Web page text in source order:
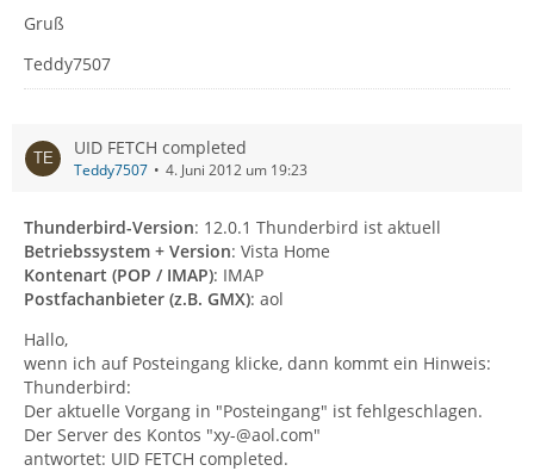
Gruß
Teddy7507
UID FETCH completed
Teddy7507 4. Juni 2012 um 19:23
Thunderbird-Version: 12.0.1 Thunderbird ist aktuell
Betriebssystem + Version: Vista Home
Kontenart (POP / IMAP): IMAP
Postfachanbieter (z.B. GMX): aol
Hallo,
wenn ich auf Posteingang klicke, dann kommt ein Hinweis:
Thunderbird:
Der aktuelle Vorgang in "Posteingang" ist fehlgeschlagen.
Der Server des Kontos "xy-@aol.com"
antwortet: UID FETCH completed.